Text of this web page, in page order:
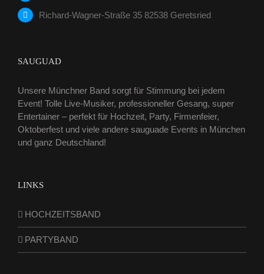
Richard-Wagner-Straße 35 82538 Geretsried
SAUGUAD
Unsere Münchner Band sorgt für Stimmung bei jedem
Event! Tolle Live-Musiker, professioneller Gesang, super
Entertainer – perfekt für Hochzeit, Party, Firmenfeier,
Oktoberfest und viele andere sauguade Events in München
und ganz Deutschland!
LINKS
HOCHZEITSBAND
PARTYBAND